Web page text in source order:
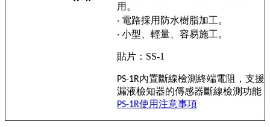
用。
‧ 電路採用防水樹脂加工。
‧ 小型、輕量、容易施工。
貼片：SS-1
PS-1R內置斷線檢測終端電阻，支援
漏液檢知器的傳感器斷線檢測功能
PS-1R使用注意事項